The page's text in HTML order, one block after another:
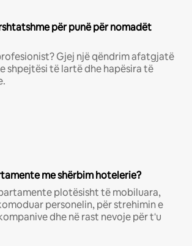
për punë për nomadët
Gjej një qëndrim afatgjatë
shpejtësi të lartë dhe hapësira të
me shërbim hotelerie?
plotësisht të mobiluara,
personelin, për strehimin e
dhe në rast nevoje për t'u